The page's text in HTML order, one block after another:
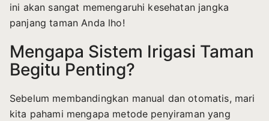
ini akan sangat memengaruhi kesehatan jangka
panjang taman Anda lho!
Mengapa Sistem Irigasi Taman
Begitu Penting?
Sebelum membandingkan manual dan otomatis, mari
kita pahami mengapa metode penyiraman yang